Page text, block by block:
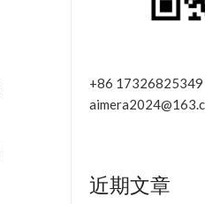
+86 17326825349
近期文章